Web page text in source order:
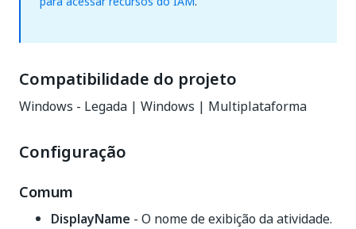
Compatibilidade do projeto
Windows - Legada | Windows | Multiplataforma
Configuração
Comum
DisplayName - O nome de exibição da atividade.